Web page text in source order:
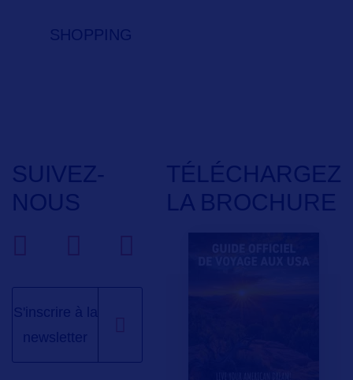
SHOPPING
SUIVEZ-
NOUS
S'inscrire à la
newsletter
TÉLÉCHARGEZ
LA BROCHURE